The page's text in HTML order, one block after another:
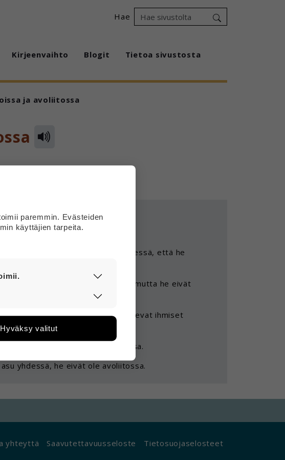
Hae
Kirjeenvaihto Blogit Tietoa sivustosta
ja avoliitossa
avoliitossa?
että pariskunta on päättänyt yhdessä, että he
kaksi ihmistä asuu yhdessä, mutta he eivät
kaksi eri asiaa. Mutta kihloissa olevat ihmiset
yhdessä, he ovat myös avoliitossa.
yhdessä, he eivät ole avoliitossa.
yhteyttä Saavutettavuusseloste Tietosuojaselosteet
paremmin. Evästeiden
käyttäjien tarpeita.
käyttää sujuvasti ja
käyttäjien tarpeita.
käytetään ja miten
nimiä, eikä tietoja
Hyväksy valitut